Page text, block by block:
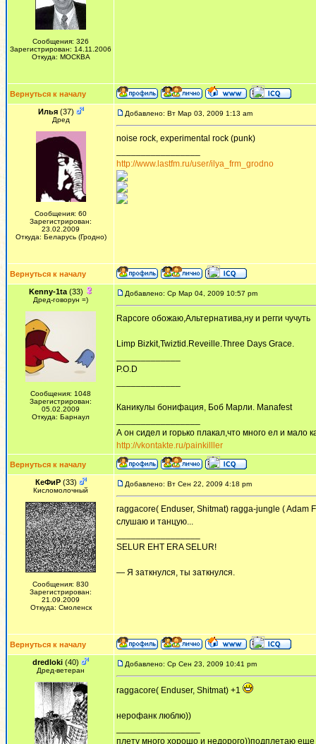
Сообщения: 326
Зарегистрирован: 14.11.2006
Откуда: МОСКВА
Вернуться к началу
Илья(37)
Дред
Сообщения: 60
Зарегистрирован:
23.02.2009
Откуда: Беларусь (Гродно)
Добавлено: Вт Мар 03, 2009 1:13 am
noise rock, experimental rock (punk)
http://www.lastfm.ru/user/ilya_frm_grodno
Вернуться к началу
Kenny-1ta(33)
Дред-говорун =)
Сообщения: 1048
Зарегистрирован:
05.02.2009
Откуда: Барнаул
Добавлено: Ср Мар 04, 2009 10:57 pm
Rapcore обожаю,Альтернатива,ну и регги чучуть
Limp Bizkit,Twiztid.Reveille.Three Days Grace.
P.O.D
Каникулы бонифация, Боб Марли. Manafest
А он сидел и горько плакал,что много ел и мало
http://vkontakte.ru/painkilller
Вернуться к началу
КеФиР(33)
Кисломолочный
Сообщения: 830
Зарегистрирован:
21.09.2009
Откуда: Смоленск
Добавлено: Вт Сен 22, 2009 4:18 pm
raggacore( Enduser, Shitmat) ragga-jungle ( Adam
слушаю и танцую...
SELUR EHT ERA SELUR!
— Я заткнулся, ты заткнулся.
Вернуться к началу
dredloki (40)
Дред-ветеран
Добавлено: Ср Сен 23, 2009 10:41 pm
raggacore( Enduser, Shitmat) +1
нерофанк люблю))
плету много хорошо и недорого))подплетаю